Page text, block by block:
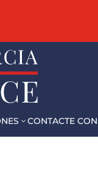
3 CONTACTE CON